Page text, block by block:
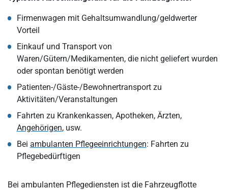
Firmenwagen mit Gehaltsumwandlung/geldwerter
Vorteil
Einkauf und Transport von
Waren/Gütern/Medikamenten, die nicht geliefert wurden
oder spontan benötigt werden
Patienten-/Gäste-/Bewohnertransport zu
Aktivitäten/Veranstaltungen
Fahrten zu Krankenkassen, Apotheken, Ärzten,
Angehörigen, usw.
Bei ambulanten Pflegeeinrichtungen: Fahrten zu
Pflegebedürftigen
Bei ambulanten Pflegediensten ist die Fahrzeugflotte